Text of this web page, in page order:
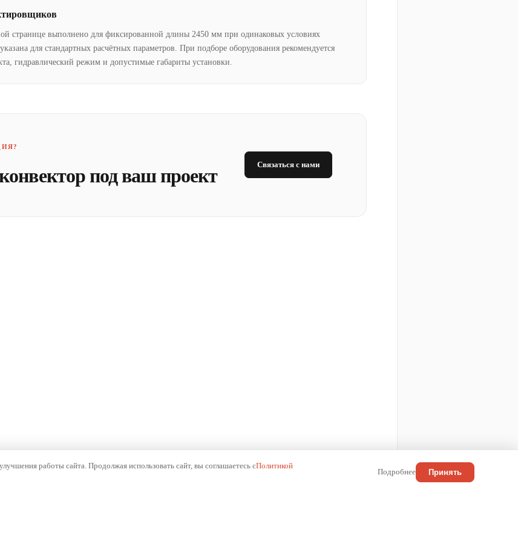
странице выполнено для фиксированной длины 2450 мм при одинаковых условиях
для стандартных расчётных параметров. При подборе оборудования рекомендуется
гидравлический режим и допустимые габариты установки.
под ваш проект Связаться с нами
работы сайта. Продолжая использовать сайт, вы соглашаетесь сПолитикой
Подробнее Принять